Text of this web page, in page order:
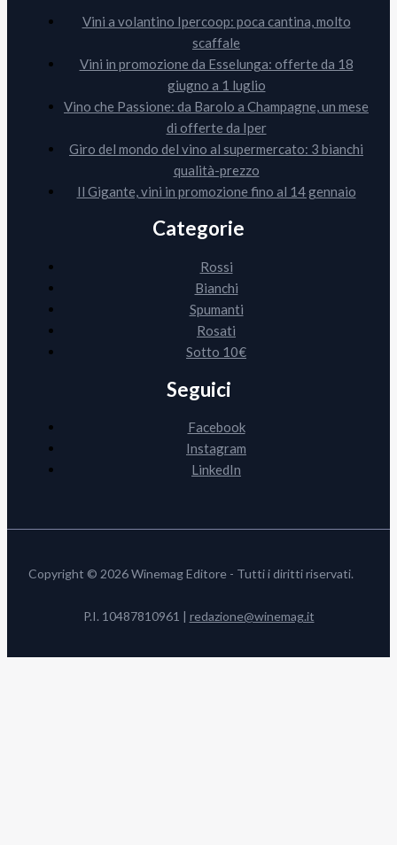
Vini a volantino Ipercoop: poca cantina, molto
scaffale
Vini in promozione da Esselunga: offerte da 18
giugno a 1 luglio
Vino che Passione: da Barolo a Champagne, un mese
di offerte da Iper
Giro del mondo del vino al supermercato: 3 bianchi
qualità-prezzo
Il Gigante, vini in promozione fino al 14 gennaio
Categorie
Rossi
Bianchi
Spumanti
Rosati
Sotto 10€
Seguici
Facebook
Instagram
LinkedIn
Copyright © 2026 Winemag Editore - Tutti i diritti riservati.
P.I. 10487810961 | redazione@winemag.it